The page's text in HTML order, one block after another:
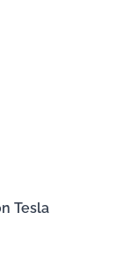
Tesla